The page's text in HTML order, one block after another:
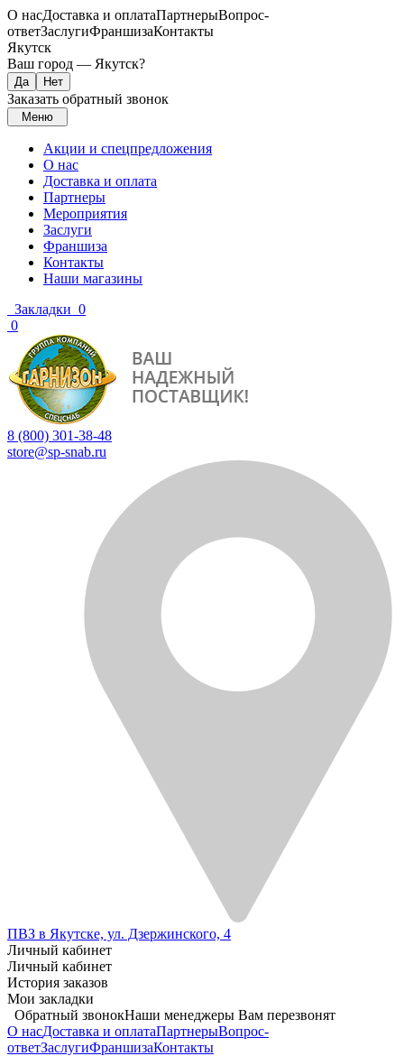
О насДоставка и оплатаПартнерыВопрос-
ответЗаслугиФраншизаКонтакты
Якутск
Ваш город — Якутск?
Заказать обратный звонок
Меню
Акции и спецпредложения
О нас
Доставка и оплата
Партнеры
Мероприятия
Заслуги
Франшиза
Контакты
Наши магазины
Закладки 0
0
8 (800) 301-38-48
store@sp-snab.ru
ПВЗ в Якутске, ул. Дзержинского, 4
Личный кабинет
Личный кабинет
История заказов
Мои закладки
Обратный звонокНаши менеджеры Вам перезвонят
О насДоставка и оплатаПартнерыВопрос-
ответЗаслугиФраншизаКонтакты